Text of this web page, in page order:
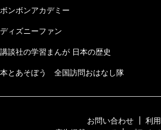
ボンボンアカデミー
ディズニーファン
講談社の学習まんが 日本の歴史
本とあそぼう 全国訪問おはなし隊
お問い合わせ
利